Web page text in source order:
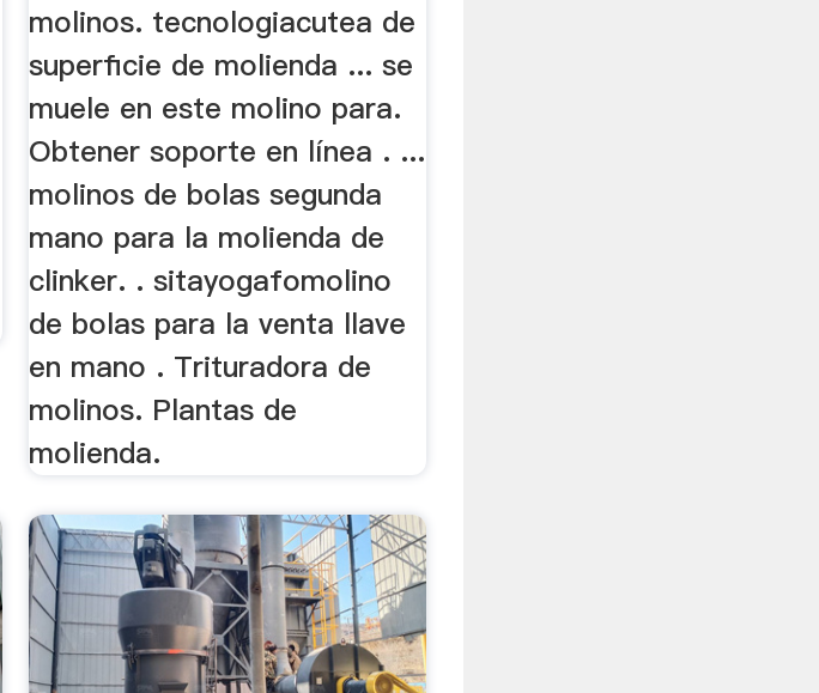
molinos. tecnologiacutea de
superficie de molienda ... se
muele en este molino para.
Obtener soporte en línea . ...
molinos de bolas segunda
mano para la molienda de
clinker. . sitayogafomolino
de bolas para la venta llave
en mano . Trituradora de
molinos. Plantas de
molienda.